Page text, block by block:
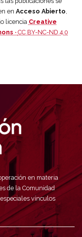
en Acceso Abierto,
licencia Creative
· CC BY-NC-ND 4.0
en materia
de la Comunidad
vínculos